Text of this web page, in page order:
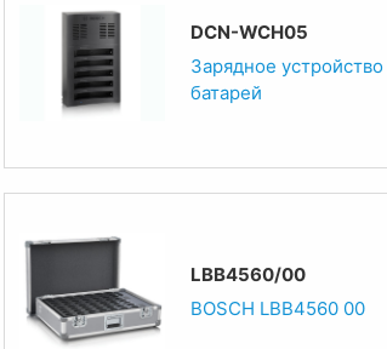
DCN-WCH05
Зарядное
батарей
LBB4560/00
BOSCH LBB4560 00